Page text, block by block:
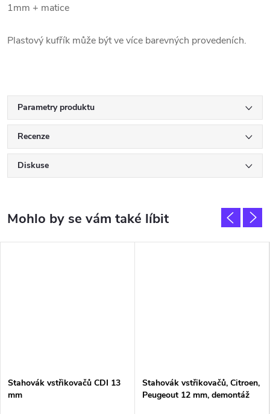
1mm + matice
Plastový kufřík může být ve více barevných provedeních.
Parametry produktu
Recenze
Diskuse
Stahovák vstřikovačů CDI 13
mm
Stahovák vstřikovačů, Citroen,
Peugeout 12 mm, demontáž